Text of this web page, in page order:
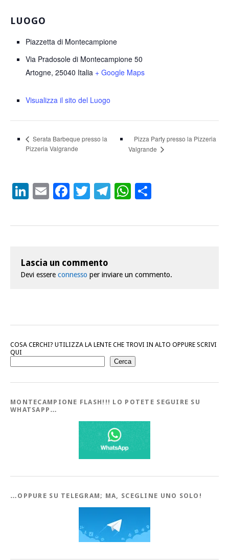
LUOGO
Piazzetta di Montecampione
Via Pradosole di Montecampione 50
Artogne, 25040 Italia + Google Maps
Visualizza il sito del Luogo
Serata Barbeque presso la
Pizzeria Valgrande
Pizza Party presso la Pizzeria
Valgrande
LinkedIn
EmailFacebook
Twitter
Telegram
WhatsApp
Lascia un commento
Devi essere connesso per inviare un commento.
COSA CERCHI? UTILIZZA LA LENTE CHE TROVI IN ALTO OPPURE SCRIVI
QUI
Cerca
MONTECAMPIONE FLASH!!! LO POTETE SEGUIRE SU
WHATSAPP…
…OPPURE SU TELEGRAM; MA, SCEGLINE UNO SOLO!